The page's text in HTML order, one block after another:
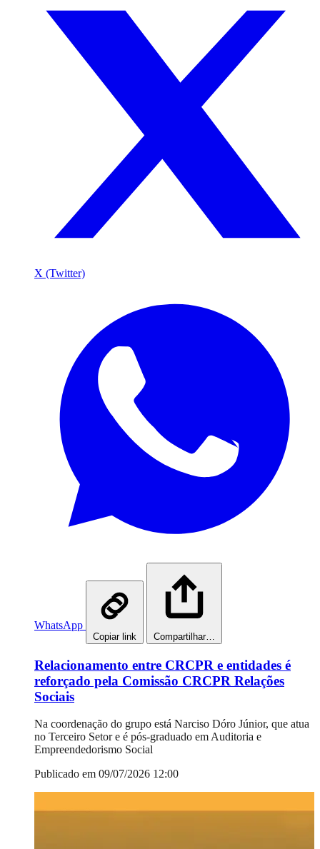
X (Twitter)
WhatsApp
Copiar link Compartilhar…
Relacionamento entre CRCPR e entidades é
reforçado pela Comissão CRCPR Relações
Sociais
Na coordenação do grupo está Narciso Dóro Júnior, que atua
no Terceiro Setor e é pós-graduado em Auditoria e
Empreendedorismo Social
Publicado em 09/07/2026 12:00